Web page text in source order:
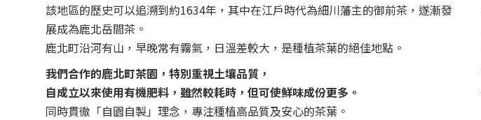
該地區的歷史可以追溯到約1634年，其中在江戶時代為細川藩主的御前茶，遂漸發
展成為鹿北岳間茶。
鹿北町沿河有山，早晚常有霧氣，日溫差較大，是種植茶葉的絕佳地點。
我們合作的鹿北町茶園，特別重視土壤品質，
自成立以來使用有機肥料，雖然較耗時，但可使鮮味成份更多。
同時貫徹「自園自製」理念，專注種植高品質及安心的茶葉。